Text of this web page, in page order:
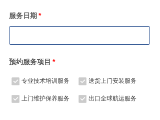
服务日期 *
预约服务项目 *
专业技术培训服务 送货上门安装服务
上门维护保养服务 出口全球航运服务